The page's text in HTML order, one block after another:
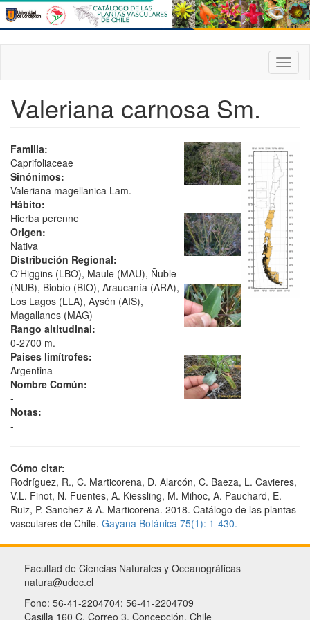
Pasar
al
contenido
principal
Valeriana carnosa Sm.
Familia:
Caprifoliaceae
Sinónimos:
Valeriana magellanica Lam.
Hábito:
Hierba perenne
Origen:
Nativa
Distribución Regional:
O'Higgins (LBO), Maule (MAU), Ñuble
(NUB), Biobío (BIO), Araucanía (ARA),
Los Lagos (LLA), Aysén (AIS),
Magallanes (MAG)
Rango altitudinal:
0-2700 m.
Paises limítrofes:
Argentina
Nombre Común:
-
Notas:
-
Cómo citar:
Rodríguez, R., C. Marticorena, D. Alarcón, C. Baeza, L. Cavieres,
V.L. Finot, N. Fuentes, A. Kiessling, M. Mihoc, A. Pauchard, E.
Ruiz, P. Sanchez & A. Marticorena. 2018. Catálogo de las plantas
vasculares de Chile. Gayana Botánica 75(1): 1-430.
Facultad de Ciencias Naturales y Oceanográficas
natura@udec.cl
Fono: 56-41-2204704; 56-41-2204709
Casilla 160 C, Correo 3, Concepción, Chile